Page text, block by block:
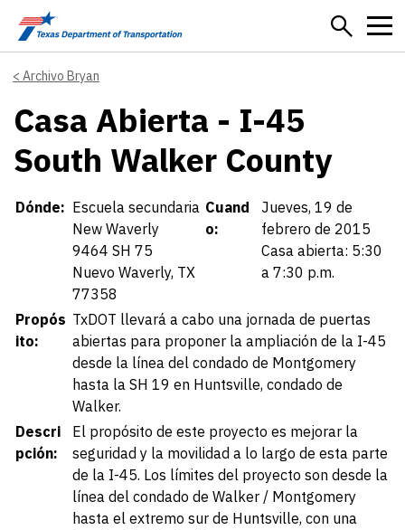
Skip to main content
Archivo Bryan
Casa Abierta - I-45
South Walker County
Details
Dónde: Escuela secundaria
New Waverly
9464 SH 75
Nuevo Waverly, TX
77358
Cuand
o:
Jueves, 19 de
febrero de 2015
Casa abierta: 5:30
a 7:30 p.m.
Propós
ito:
TxDOT llevará a cabo una jornada de puertas
abiertas para proponer la ampliación de la I-45
desde la línea del condado de Montgomery
hasta la SH 19 en Huntsville, condado de
Walker.
Descri
pción:
El propósito de este proyecto es mejorar la
seguridad y la movilidad a lo largo de esta parte
de la I-45. Los límites del proyecto son desde la
línea del condado de Walker / Montgomery
hasta el extremo sur de Huntsville, con una